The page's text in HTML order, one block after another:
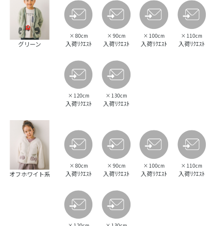
グリーン
× 80cm
入荷ﾘｸｴｽﾄ
× 90cm
入荷ﾘｸｴｽﾄ
× 100cm
入荷ﾘｸｴｽﾄ
× 110cm
入荷ﾘｸｴｽﾄ
× 120cm
入荷ﾘｸｴｽﾄ
× 130cm
入荷ﾘｸｴｽﾄ
オフホワイト系
× 80cm
入荷ﾘｸｴｽﾄ
× 90cm
入荷ﾘｸｴｽﾄ
× 100cm
入荷ﾘｸｴｽﾄ
× 110cm
入荷ﾘｸｴｽﾄ